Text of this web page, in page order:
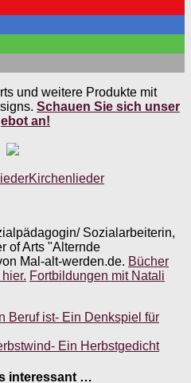
und weitere Produkte mit
Schauen Sie sich unser
an!
Kirchenlieder
Sozialarbeiterin,
of Arts "Alternde
Mal-alt-werden.de. Bücher
Fortbildungen mit Natali
Beruf ist- Ein Denkspiel für
Ein Herbstgedicht
interessant …